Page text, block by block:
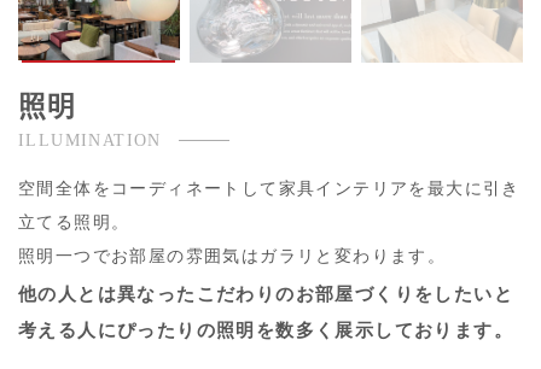
照明
ILLUMINATION
空間全体をコーディネートして家具インテリアを最大に引き
立てる照明。
照明一つでお部屋の雰囲気はガラリと変わります。
他の人とは異なったこだわりのお部屋づくりをしたいと
考える人にぴったりの照明を数多く展示しております。